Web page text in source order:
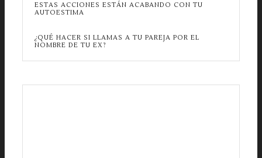
ESTAS ACCIONES ESTÁN ACABANDO CON TU
AUTOESTIMA
¿QUÉ HACER SI LLAMAS A TU PAREJA POR EL
NOMBRE DE TU EX?